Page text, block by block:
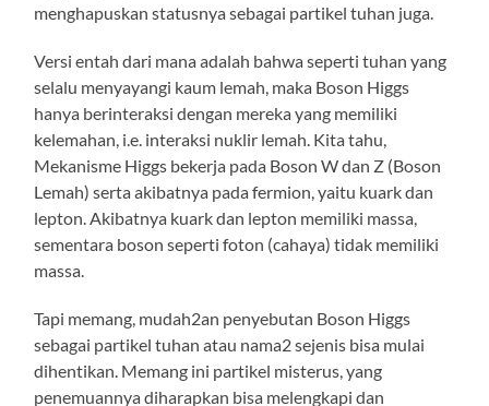
menghapuskan statusnya sebagai partikel tuhan juga.
Versi entah dari mana adalah bahwa seperti tuhan yang
selalu menyayangi kaum lemah, maka Boson Higgs
hanya berinteraksi dengan mereka yang memiliki
kelemahan, i.e. interaksi nuklir lemah. Kita tahu,
Mekanisme Higgs bekerja pada Boson W dan Z (Boson
Lemah) serta akibatnya pada fermion, yaitu kuark dan
lepton. Akibatnya kuark dan lepton memiliki massa,
sementara boson seperti foton (cahaya) tidak memiliki
massa.
Tapi memang, mudah2an penyebutan Boson Higgs
sebagai partikel tuhan atau nama2 sejenis bisa mulai
dihentikan. Memang ini partikel misterus, yang
penemuannya diharapkan bisa melengkapi dan